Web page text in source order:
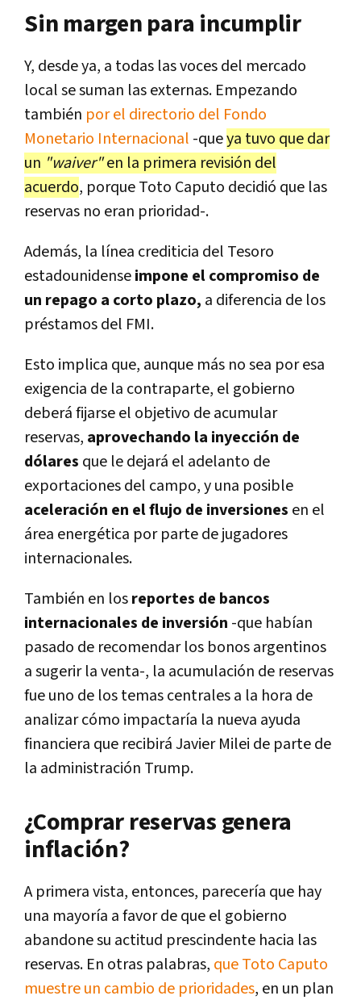
Sin margen para incumplir
Y, desde ya, a todas las voces del mercado
local se suman las externas. Empezando
también por el directorio del Fondo
Monetario Internacional -queya tuvo que dar
un "waiver"en la primera revisión del
acuerdo, porque Toto Caputo decidió que las
reservas no eran prioridad-.
Además, la línea crediticia del Tesoro
estadounidenseimpone el compromiso de
un repago a corto plazo, a diferencia de los
préstamos del FMI.
Esto implica que, aunque más no sea por esa
exigencia de la contraparte, el gobierno
deberá fijarse el objetivo de acumular
reservas, aprovechando la inyección de
dólares que le dejará el adelanto de
exportaciones del campo, y una posible
aceleración en el flujo de inversiones en el
área energética por parte de jugadores
internacionales.
También en losreportes de bancos
internacionales de inversión -que habían
pasado de recomendar los bonos argentinos
a sugerir la venta-, la acumulación de reservas
fue uno de los temas centrales a la hora de
analizar cómo impactaría la nueva ayuda
financiera que recibirá Javier Milei de parte de
la administración Trump.
¿Comprar reservas genera
inflación?
A primera vista, entonces, parecería que hay
una mayoría a favor de que el gobierno
abandone su actitud prescindente hacia las
reservas. En otras palabras, que Toto Caputo
muestre un cambio de prioridades, en un plan